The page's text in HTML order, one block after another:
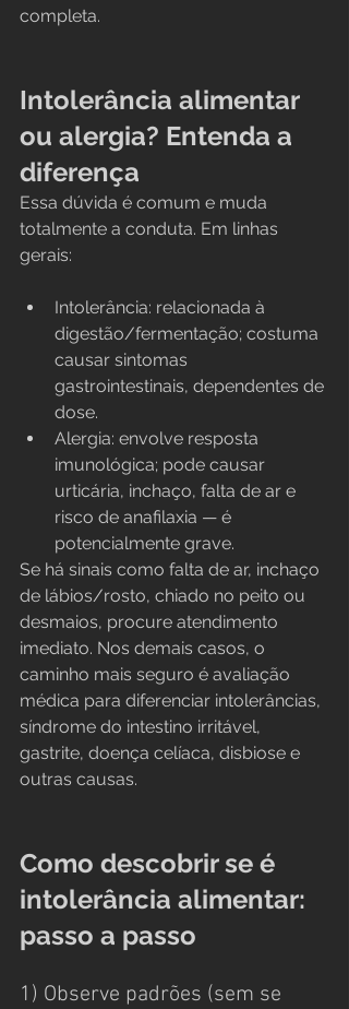
completa.
Intolerância alimentar
ou alergia? Entenda a
diferença
Essa dúvida é comum e muda
totalmente a conduta. Em linhas
gerais:
Intolerância: relacionada à
digestão/fermentação; costuma
causar sintomas
gastrointestinais, dependentes de
dose.
Alergia: envolve resposta
imunológica; pode causar
urticária, inchaço, falta de ar e
risco de anafilaxia — é
potencialmente grave.
Se há sinais como falta de ar, inchaço
de lábios/rosto, chiado no peito ou
desmaios, procure atendimento
imediato. Nos demais casos, o
caminho mais seguro é avaliação
médica para diferenciar intolerâncias,
síndrome do intestino irritável,
gastrite, doença celíaca, disbiose e
outras causas.
Como descobrir se é
intolerância alimentar:
passo a passo
1) Observe padrões (sem se